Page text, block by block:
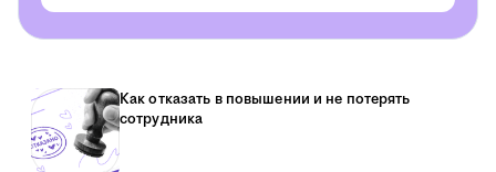
Как отказать в повышении и не потерять
сотрудника